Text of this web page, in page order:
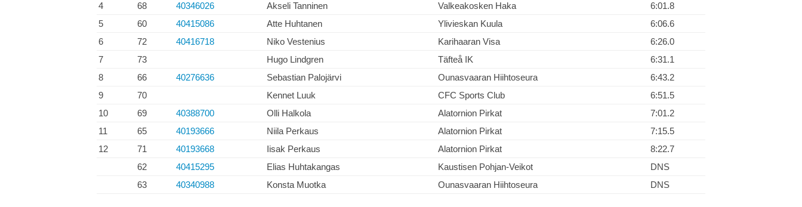
4
68 40346026 Akseli Tanninen Valkeakosken Haka
6:01.8
5
60 40415086 Atte Huhtanen Ylivieskan Kuula
6:06.6
6
72 40416718 Niko Vestenius Karihaaran Visa
6:26.0
7
73 Hugo Lindgren Täfteå IK
6:31.1
8
66 40276636 Sebastian Palojärvi Ounasvaaran Hiihtoseura
6:43.2
9
70 Kennet Luuk CFC Sports Club
6:51.5
10
69 40388700 Olli Halkola Alatornion Pirkat
7:01.2
11
65 40193666 Niila Perkaus Alatornion Pirkat
7:15.5
12
71 40193668 Iisak Perkaus Alatornion Pirkat
8:22.7
62
40415295 Elias Huhtakangas Kaustisen Pohjan-Veikot
DNS
63
40340988 Konsta Muotka Ounasvaaran Hiihtoseura DNS